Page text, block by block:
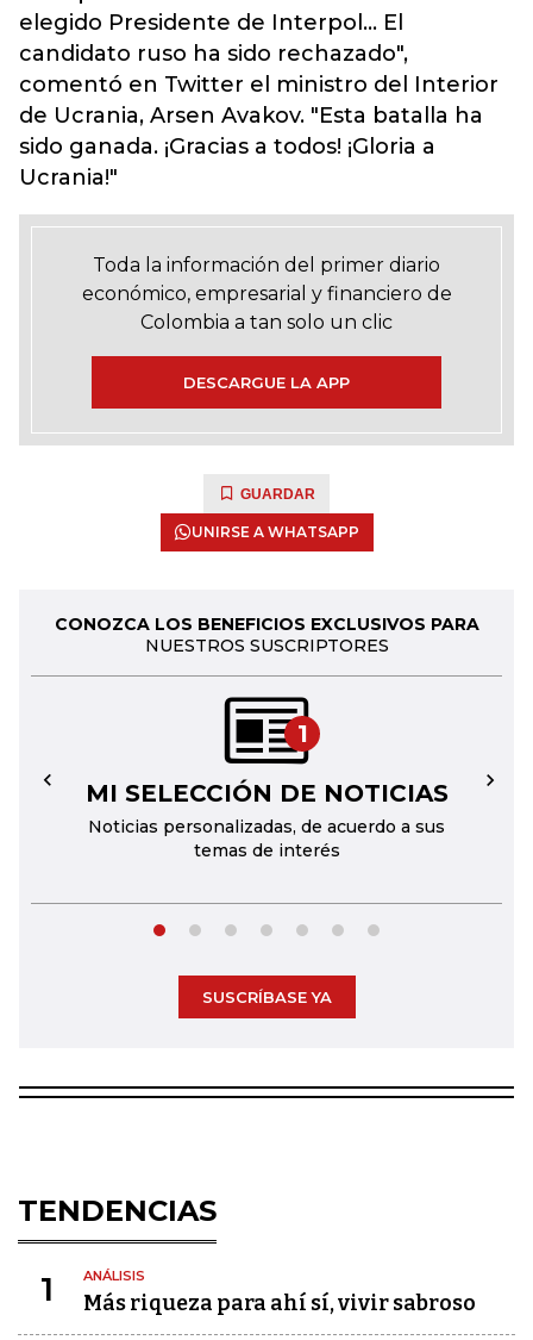
elegido Presidente de Interpol... El
candidato ruso ha sido rechazado",
comentó en Twitter el ministro del Interior
de Ucrania, Arsen Avakov. "Esta batalla ha
sido ganada. ¡Gracias a todos! ¡Gloria a
Ucrania!"
Toda la información del primer diario
económico, empresarial y financiero de
Colombia a tan solo un clic
DESCARGUE LA APP
GUARDAR
UNIRSE A WHATSAPP
CONOZCA LOS BENEFICIOS EXCLUSIVOS PARA
NUESTROS SUSCRIPTORES
1
MI SELECCIÓN DE NOTICIAS
Noticias personalizadas, de acuerdo a sus
temas de interés
← →
SUSCRÍBASE YA
TENDENCIAS
1 ANÁLISIS
Más riqueza para ahí sí, vivir sabroso